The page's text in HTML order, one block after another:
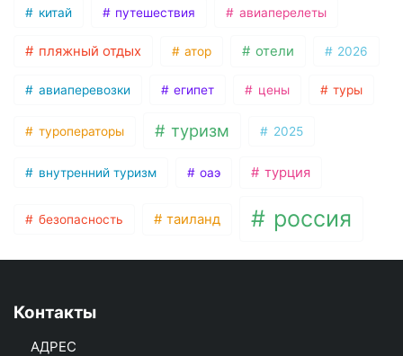
китай путешествия авиаперелеты
пляжный отдых атор отели 2026
авиаперевозки египет цены туры
туроператоры туризм 2025
внутренний туризм оаэ турция
безопасность таиланд россия
Контакты
АДРЕС